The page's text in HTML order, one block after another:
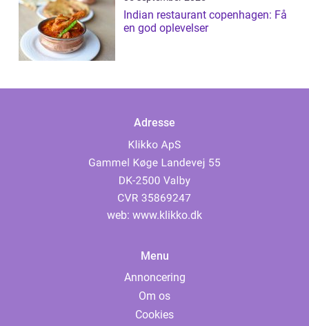
Indian restaurant copenhagen: Få
en god oplevelser
Adresse
web: www.klikko.dk
Menu
Annoncering
Om os
Cookies